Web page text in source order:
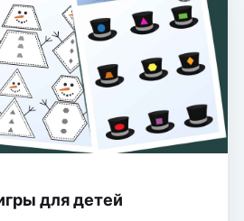
для детей